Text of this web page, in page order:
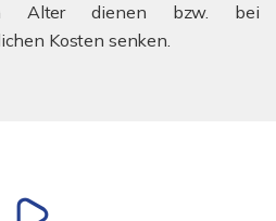
im Alter dienen bzw. bei
Kosten senken.